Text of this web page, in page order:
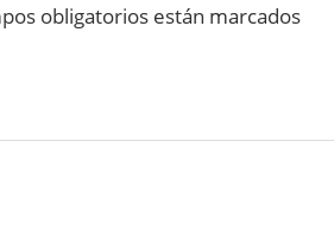
obligatorios están marcados